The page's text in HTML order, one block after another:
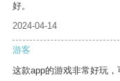
好。
2024-04-14
游客
这款app的游戏非常好玩，